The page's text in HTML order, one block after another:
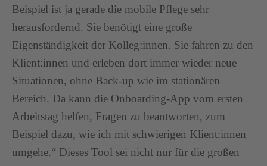
Beispiel ist ja gerade die mobile Pflege sehr
herausfordernd. Sie benötigt eine große
Eigenständigkeit der Kolleg:innen. Sie fahren zu den
Klient:innen und erleben dort immer wieder neue
Situationen, ohne Back-up wie im stationären
Bereich. Da kann die Onboarding-App vom ersten
Arbeitstag helfen, Fragen zu beantworten, zum
Beispiel dazu, wie ich mit schwierigen Klient:innen
umgehe.“ Dieses Tool sei nicht nur für die großen